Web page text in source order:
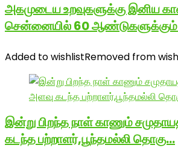
அகமுடைய உறவுகளுக்கு இனிய
சென்னையில் 60 ஆண்டுகளுக்கும்
Added to wishlistRemoved from
இன்று பிறந்த நாள் காணும்
கடந்த பற்றாளர்,பூந்தமல்லி தொகு…